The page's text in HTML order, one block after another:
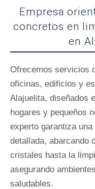
Empresa
concretos en
en
Ofrecemos servicios
oficinas, edificios y
Alajuelita, diseñados
hogares y pequeños
experto garantiza
detallada, abarcando
cristales hasta la
asegurando
saludables.